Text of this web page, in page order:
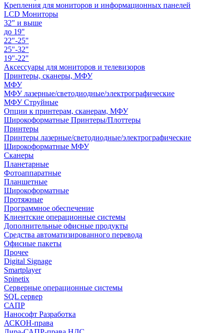
Крепления для мониторов и информационных панелей
LCD Мониторы
32" и выше
до 19"
22"-25"
25"-32"
19"-22"
Аксессуары для мониторов и телевизоров
Принтеры, сканеры, МФУ
МФУ
МФУ лазерные/светодиодные/электрографические
МФУ Струйные
Опции к принтерам, сканерам, МФУ
Широкоформатные Принтеры/Плоттеры
Принтеры
Принтеры лазерные/светодиодные/электрографические
Широкоформатные МФУ
Сканеры
Планетарные
Фотоаппаратные
Планшетные
Широкоформатные
Протяжные
Программное обеспечение
Клиентские операционные системы
Дополнительные офисные продукты
Средства автоматизированного перевода
Офисные пакеты
Прочее
Digital Signage
Smartplayer
Spinetix
Серверные операционные системы
SQL сервер
САПР
Нанософт Разработка
АСКОН-права